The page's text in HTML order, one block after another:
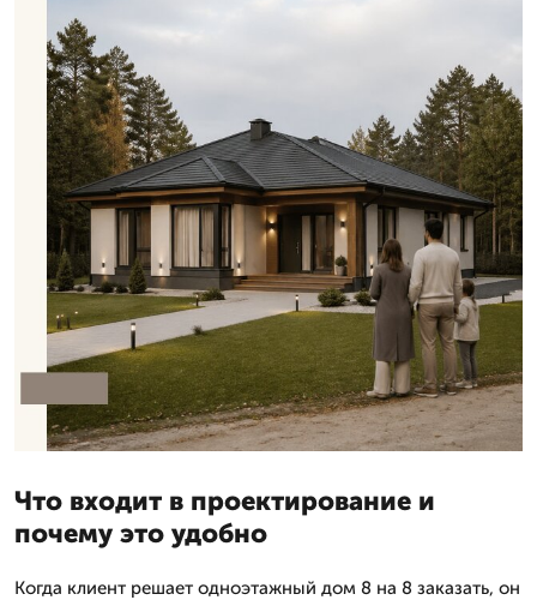
Что входит в проектирование и
почему это удобно
Когда клиент решает одноэтажный дом 8 на 8 заказать, он